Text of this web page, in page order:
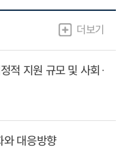
더보기
적 지원 규모 및 사회·
와 대응방향